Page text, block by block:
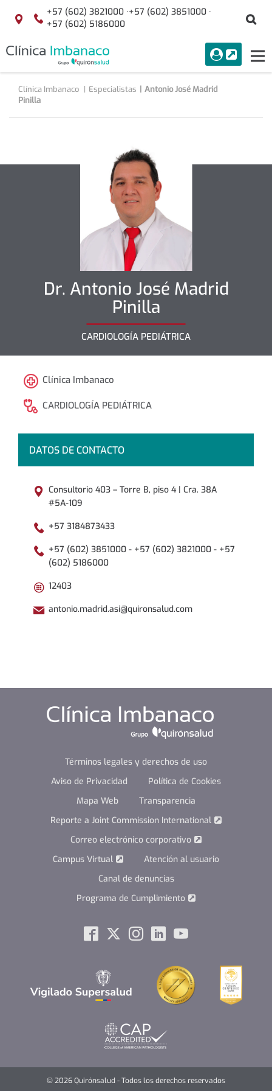
Saltar al contenido
Localización
+57 (602) 3821000 ·+57 (602) 3851000 ·
+57 (602) 5186000
menuAcceso
Buscar
Clínica Imbanaco Especialistas
Antonio José Madrid
Pinilla
Dr. Antonio José Madrid
Pinilla
CARDIOLOGÍA PEDIÁTRICA
Clínica Imbanaco
CARDIOLOGÍA PEDIÁTRICA
DATOS DE CONTACTO
Consultorio 403 – Torre B, piso 4 | Cra. 38A
#5A-109
+57 3184873433
+57 (602) 3851000 - +57 (602) 3821000 - +57
(602) 5186000
12403
antonio.madrid.asi@quironsalud.com
Términos legales y derechos de uso
Aviso de Privacidad
Política de Cookies
Mapa Web
Transparencia
Reporte a Joint Commission International
Correo electrónico corporativo
Campus Virtual
Atención al usuario
Canal de denuncias
Programa de Cumplimiento
© 2026 Quirónsalud - Todos los derechos reservados